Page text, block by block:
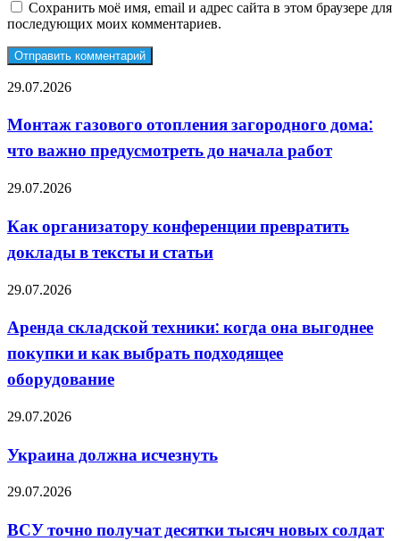
Сохранить моё имя, email и адрес сайта в этом браузере для
последующих моих комментариев.
Монтаж
отопления
загородного
дома:
важно
начала
работ
29.07.2026
Монтаж газового отопления загородного дома:
что важно предусмотреть до начала работ
Как
конференции
превратить
доклады
тексты
и
29.07.2026
Как организатору конференции превратить
доклады в тексты и статьи
Аренда
техники:
когда
она
покупки
как
подходящее
оборудование
29.07.2026
Аренда складской техники: когда она выгоднее
покупки и как выбрать подходящее
оборудование
Украина
исчезнуть
29.07.2026
Украина должна исчезнуть
ВСУ
получат
29.07.2026
ВСУ точно получат десятки тысяч новых солдат